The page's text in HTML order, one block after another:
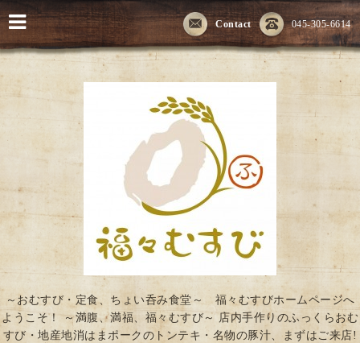
045-305-6614
Contact
～おむすび・定食、ちょい呑み食堂～ 福々むすびホームページへ
ようこそ！ ～満腹、満福、福々むすび～ 店内手作りのふっくらおむ
すび・地産地消はまポークのトンテキ・名物の豚汁、まずはご来店!